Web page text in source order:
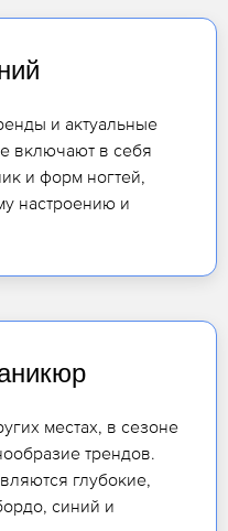
и актуальные
включают в себя
и форм ногтей,
настроению и
местах, в сезоне
трендов.
глубокие,
синий и